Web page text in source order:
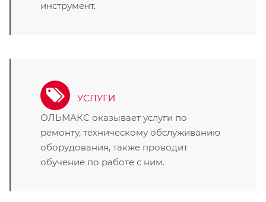
инструмент.
УСЛУГИ
ОЛЬМАКС оказывает услуги по
ремонту, техническому обслуживанию
оборудования, также проводит
обучение по работе с ним.